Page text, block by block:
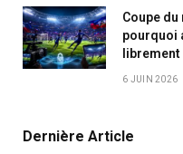
Coupe du
pourquoi
6 JUIN 2026
Dernière Article